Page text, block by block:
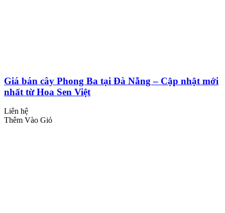
Giá bán cây Phong Ba tại Đà Nẵng – Cập nhật mới
nhất từ Hoa Sen Việt
Liên hệ
Thêm Vào Giỏ